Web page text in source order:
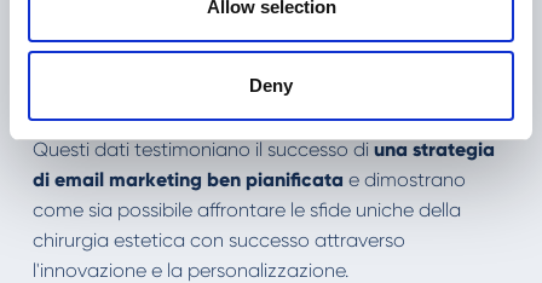
Allow selection
Deny
chiave per coinvolgere efficacemente i
Questi dati testimoniano il successo di una strategia
di email marketing ben pianificata e dimostrano
come sia possibile affrontare le sfide uniche della
chirurgia estetica con successo attraverso
l'innovazione e la personalizzazione.